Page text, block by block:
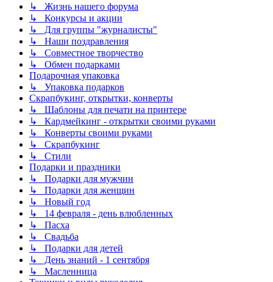
↳ Жизнь нашего форума
↳ Конкурсы и акции
↳ Для группы "журналисты"
↳ Наши поздравления
↳ Совместное творчество
↳ Обмен подарками
Подарочная упаковка
↳ Упаковка подарков
Скрапбукинг, открытки, конверты
↳ Шаблоны для печати на принтере
↳ Кардмейкинг - открытки своими руками
↳ Конверты своими руками
↳ Скрапбукинг
↳ Стили
Подарки и праздники
↳ Подарки для мужчин
↳ Подарки для женщин
↳ Новый год
↳ 14 февраля - день влюбленных
↳ Пасха
↳ Свадьба
↳ Подарки для детей
↳ День знаний - 1 сентября
↳ Масленница